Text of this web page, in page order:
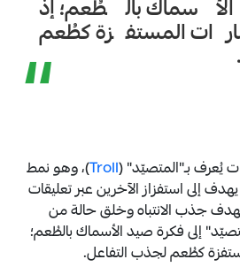
بالطُعم؛ إذ
المستفزة كطُعم
“ يُعرف بـ"المتصيّد" (Troll)، وهو نمط
إلى استفزاز الآخرين عبر تعليقات
جذب الانتباه وخلق حالة من
إلى فكرة صيد الأسماك بالطُعم؛
كطُعم لجذب التفاعل.